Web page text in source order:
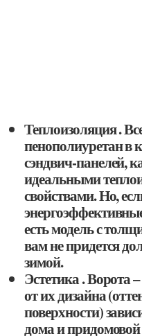
Теплоизоляция .
пенополиуретан в
сэндвич-панелей,
идеальными
свойствами. Но,
есть модель с
вам не придется
зимой.
Эстетика . Ворота
от их дизайна
поверхности)
дома и